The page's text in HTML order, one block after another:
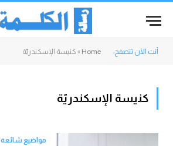
أنت الآن تتصفح: Home
» كنيسة الإسكندريّة
كنيسة الإسكندريّة
مواضيع شائعة